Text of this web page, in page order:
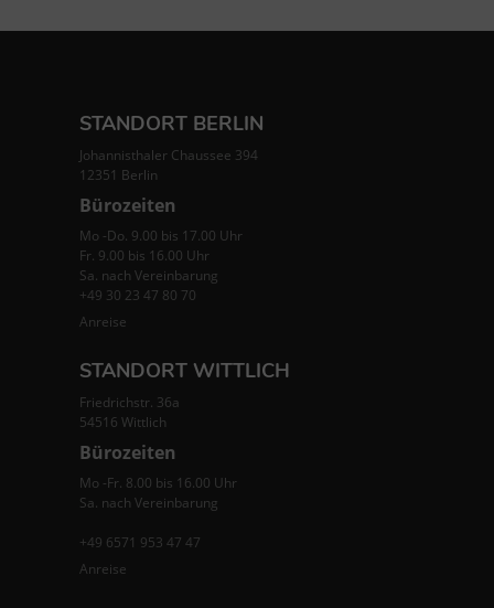
STANDORT BERLIN
Johannisthaler Chaussee 394
12351 Berlin
Bürozeiten
Mo -Do. 9.00 bis 17.00 Uhr
Fr. 9.00 bis 16.00 Uhr
Sa. nach Vereinbarung
+49 30 23 47 80 70
Anreise
STANDORT WITTLICH
Friedrichstr. 36a
54516 Wittlich
Bürozeiten
Mo -Fr. 8.00 bis 16.00 Uhr
Sa. nach Vereinbarung
+49 6571 953 47 47
Anreise